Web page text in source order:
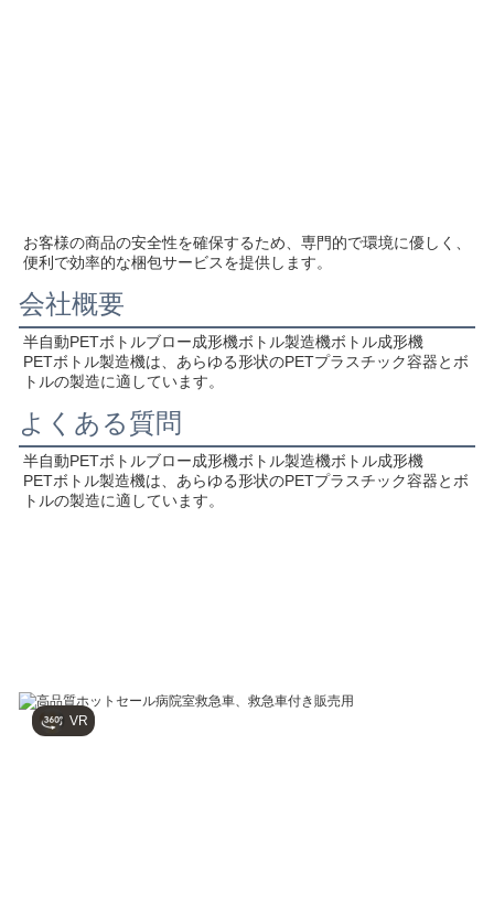
お客様の商品の安全性を確保するため、専門的で環境に優しく、
便利で効率的な梱包サービスを提供します。
会社概要
半自動PETボトルブロー成形機ボトル製造機ボトル成形機
PETボトル製造機は、あらゆる形状のPETプラスチック容器とボ
トルの製造に適しています。
よくある質問
半自動PETボトルブロー成形機ボトル製造機ボトル成形機
PETボトル製造機は、あらゆる形状のPETプラスチック容器とボ
トルの製造に適しています。
VR